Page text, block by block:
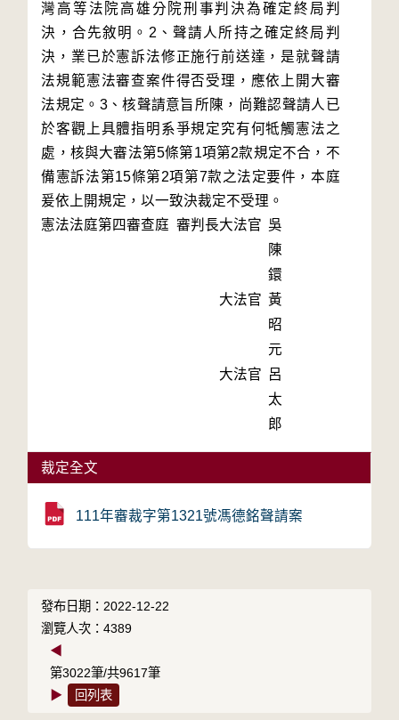
灣高等法院高雄分院刑事判決為確定終局判
決，合先敘明。2、聲請人所持之確定終局判
決，業已於憲訴法修正施行前送達，是就聲請
法規範憲法審查案件得否受理，應依上開大審
法規定。3、核聲請意旨所陳，尚難認聲請人已
於客觀上具體指明系爭規定究有何牴觸憲法之
處，核與大審法第5條第1項第2款規定不合，不
備憲訴法第15條第2項第7款之法定要件，本庭
爰依上開規定，以一致決裁定不受理。
憲法法庭第四審查庭 審判長大法官 吳
陳
鐶
大法官 黃
昭
元
大法官 呂
太
郎
裁定全文
111年審裁字第1321號馮德銘聲請案
發布日期：2022-12-22
瀏覽人次：4389
◀
第3022筆/共9617筆
▶
回列表